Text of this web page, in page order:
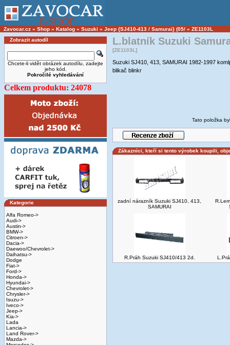
Zavocar.cz » Shop » Katalog » Suzuki » Jeep {SJ410-413 / Samurai} (05/ » ZE1103L
Zobrazit autodíl
Chcete-li vidět obrázek autodílu, zadejte
jeho kód.
Pokročilé vyhledávání
Celkem produktu: 24078
Kategorie
Alfa Romeo->
Audi->
Austin->
BMW->
Citroen->
Dacia->
Daewoo/Chevrolet->
Daihatsu->
Dodge
Fiat->
Ford->
Honda->
Hyundai->
Chevrolet->
Chrysler->
Isuzu->
Iveco->
Jeep->
Kia->
Lada
Lancia->
Land Rover->
Mazda->
L.blatník Suzuki
[ZE1103L]
Suzuki SJ410, 413, SAMURAI 1982-1997
blikač blinkr
Tato položka
Zákazníci, kteří si tento výrobek koupili,
zadní nárazník Suzuki SJ410, 413,
SAMURAI
R.Práh Suzuki SJ410/413 2d.